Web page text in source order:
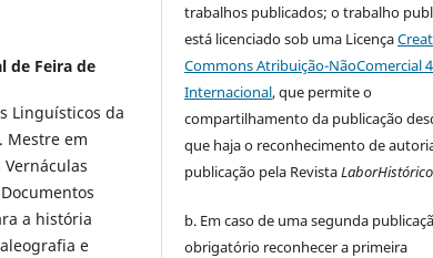
de Feira de
Linguísticos da
Mestre em
Vernáculas
a história
e
trabalhos publicados;o trabalho
está licenciado sob uma Licença
Commons Atribuição-NãoComercial
Internacional, que permite o
compartilhamento da publicação
que haja o reconhecimento de
publicação pela RevistaLaborHistórico
b. Em caso de uma segunda
obrigatório reconhecer a primeira